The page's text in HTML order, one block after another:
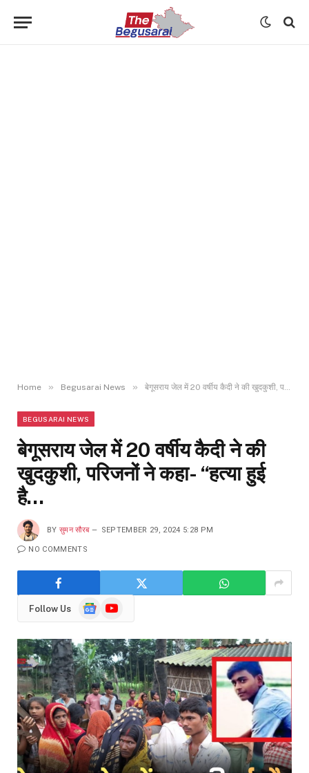
Home » Begusarai News » बेगूसराय जेल में 20 वर्षीय कैदी ने की खुदकुशी, परिजनों ने कहा- “हत्या हुई है…
BEGUSARAI NEWS
बेगूसराय जेल में 20 वर्षीय कैदी ने की
खुदकुशी, परिजनों ने कहा- “हत्या हुई
है…
BY सुमन सौरब SEPTEMBER 29, 2024 5:28 PM
NO COMMENTS
Follow Us
GoogleYouTube